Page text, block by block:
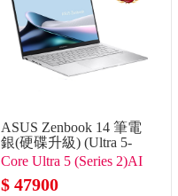
ASUS Zenbook 14 筆電
銀(硬碟升級) (Ultra 5-
225H/16G/2TB SSD/W11)
Core Ultra 5 (Series 2)AI
處理器
$ 47900